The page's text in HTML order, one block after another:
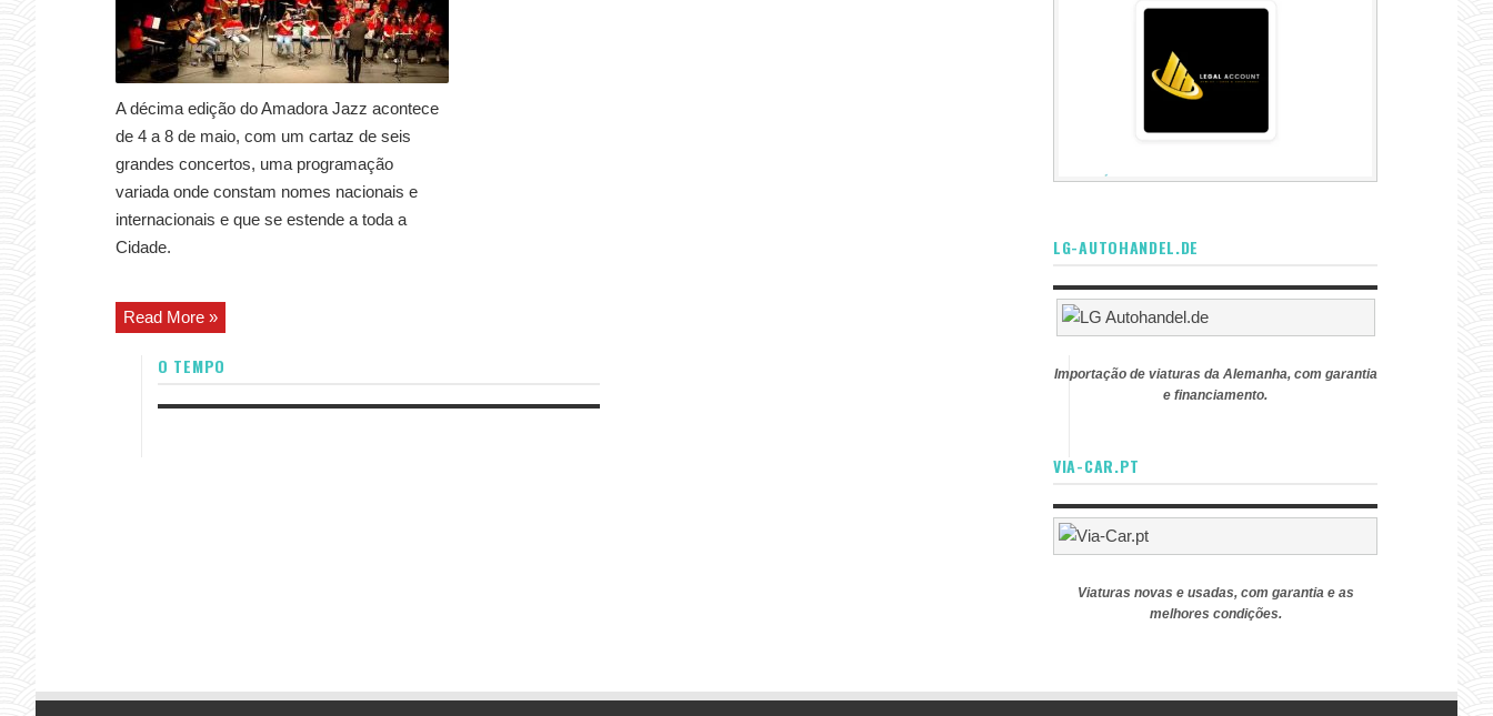
A décima edição do Amadora Jazz acontece
de 4 a 8 de maio, com um cartaz de seis
grandes concertos, uma programação
variada onde constam nomes nacionais e
internacionais e que se estende a toda a
Cidade.
Read More »
O TEMPO
LG-AUTOHANDEL.DE
Importação de viaturas da Alemanha, com garantia
e financiamento.
VIA-CAR.PT
Viaturas novas e usadas, com garantia e as
melhores condições.